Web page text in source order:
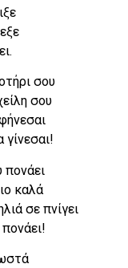
σου
σου
πονάει
καλά
σε πνίγει